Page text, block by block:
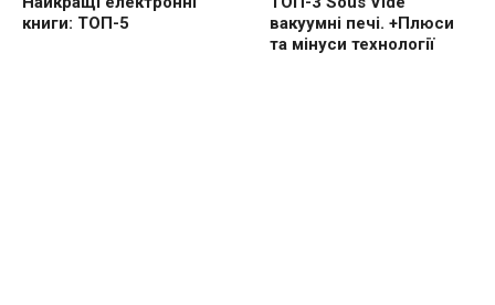
книги: ТОП-5
вакуумні печі. +Плюси
та мінуси технології